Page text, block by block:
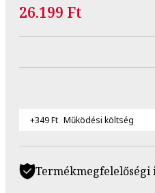
26.199 Ft
+349 Ft Működési költség